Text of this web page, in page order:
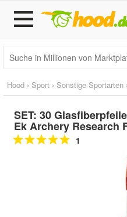
Hood › Sport › Sonstige Sportarten ›
SET: 30
Ek Archery Research
1